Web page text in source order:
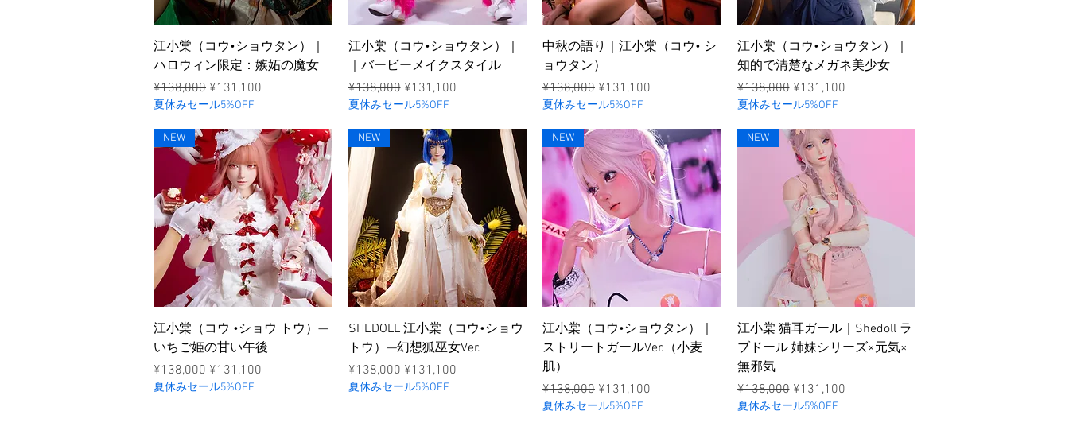
ดูข้อมูลด่วน
江小棠（コウ•ショウタン）｜
ハロウィン限定：嫉妬の魔女
ราคาปกติ
¥138,000 ราคาขายลด
¥131,100
夏休みセール5%OFF
ดูข้อมูลด่วน
江小棠（コウ•ショウタン）｜
｜バービーメイクスタイル
ราคาปกติ
¥138,000 ราคาขายลด
¥131,100
夏休みセール5%OFF
ดูข้อมูลด่วน
中秋の語り｜江小棠（コウ• シ
ョウタン）
ราคาปกติ
¥138,000 ราคาขายลด
¥131,100
夏休みセール5%OFF
ดูข้อมูลด่วน
江小棠（コウ•ショウタン）｜
知的で清楚なメガネ美少女
ราคาปกติ
¥138,000 ราคาขายลด
¥131,100
夏休みセール5%OFF
ดูข้อมูลด่วน
NEW
江小棠（コウ •ショウ トウ）—
いちご姫の甘い午後
ราคาปกติ
¥138,000 ราคาขายลด
¥131,100
夏休みセール5%OFF
ดูข้อมูลด่วน
NEW
SHEDOLL 江小棠（コウ•ショウ
トウ）—幻想狐巫女Ver.
ราคาปกติ
¥138,000 ราคาขายลด
¥131,100
夏休みセール5%OFF
ดูข้อมูลด่วน
NEW
江小棠（コウ•ショウタン）｜
ストリートガールVer.（小麦
肌）
ราคาปกติ
¥138,000 ราคาขายลด
¥131,100
夏休みセール5%OFF
ดูข้อมูลด่วน
NEW
江小棠 猫耳ガール｜Shedoll ラ
ブドール 姉妹シリーズ×元気×
無邪気
ราคาปกติ
¥138,000 ราคาขายลด
¥131,100
夏休みセール5%OFF